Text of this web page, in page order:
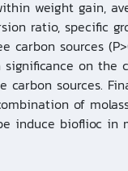
weight gain,
ratio, specific
carbon sources
significance on the
sources.
of
induce bioflioc in